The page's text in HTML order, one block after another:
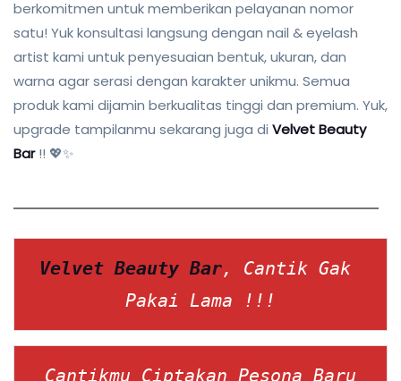
berkomitmen untuk memberikan pelayanan nomor
satu! Yuk konsultasi langsung dengan nail & eyelash
artist kami untuk penyesuaian bentuk, ukuran, dan
warna agar serasi dengan karakter unikmu. Semua
produk kami dijamin berkualitas tinggi dan premium. Yuk,
upgrade tampilanmu sekarang juga di Velvet Beauty
Bar!! 💖✨
Velvet Beauty Bar, Cantik Gak
Pakai Lama !!!
Cantikmu Ciptakan Pesona Baru